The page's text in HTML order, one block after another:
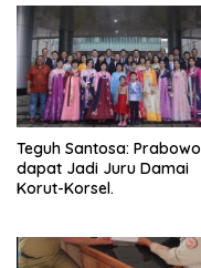
Teguh Santosa: Prabowo
dapat Jadi Juru Damai
Korut-Korsel.